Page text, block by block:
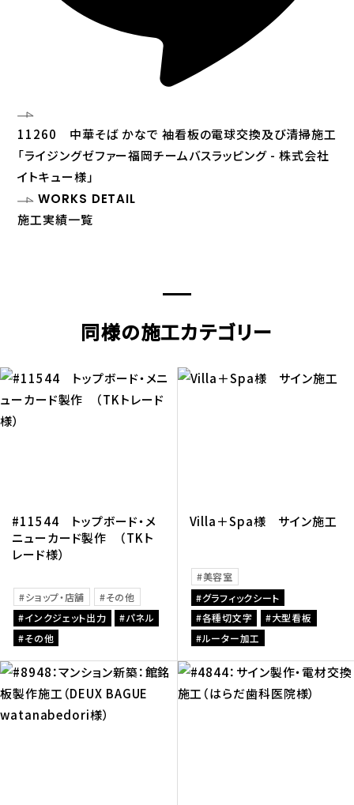
11260 中華そば かなで 袖看板の電球交換及び清掃施工
「ライジングゼファー福岡チームバスラッピング - 株式会社
イトキュー様」
WORKS DETAIL
施工実績一覧
同様の施工カテゴリー
#11544 トップボード・メ
ニューカード製作 （TKト
レード様）
ショップ・店舗
その他
インクジェット出力
パネル
その他
Villa＋Spa様 サイン施工
美容室
グラフィックシート
各種切文字
大型看板
ルーター加工